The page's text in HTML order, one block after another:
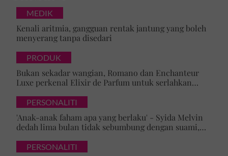
MEDIK
Kenali aritmia, gangguan rentak jantung yang boleh
menyerang tanpa disedari
PRODUK
Bukan sekadar wangian, Romano dan Enchanteur
Luxe perkenal Elixir de Parfum untuk serlahkan
PERSONALITI
'Anak-anak faham apa yang berlaku' - Syida Melvin
dedah lima bulan tidak sebumbung dengan suami,
PERSONALITI